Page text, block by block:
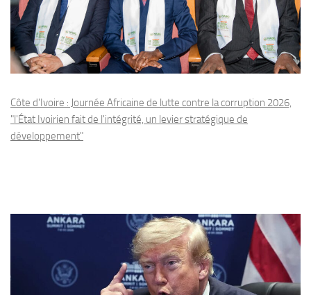
Côte d'Ivoire : Journée Africaine de lutte contre la corruption 2026,
"l'État Ivoirien fait de l'intégrité, un levier stratégique de
développement"